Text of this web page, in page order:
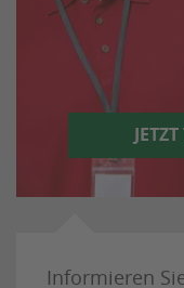
Informieren